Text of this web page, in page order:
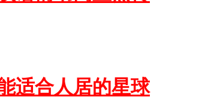
适合人居的星球